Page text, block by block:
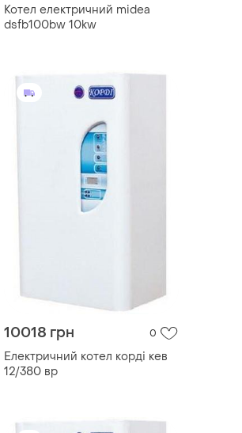
Котел електричний midea
dsfb100bw 10kw
10018 грн 0
Електричний котел корді кев
12/380 вр